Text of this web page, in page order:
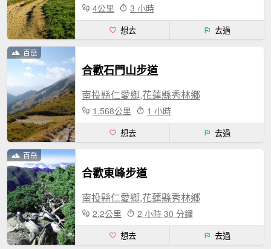
4公里 3 小時
想去 去過
百岳
合歡石門山步道
南投縣仁愛鄉,花蓮縣秀林鄉
1.568公里 1 小時
想去 去過
百岳
合歡東峰步道
南投縣仁愛鄉,花蓮縣秀林鄉
2.2公里 2 小時 30 分鐘
想去 去過